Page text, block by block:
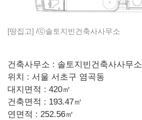
[땅집고] /ⓒ솔토지빈건축사사무소
건축사무소 : 솔토지빈건축사사무소
위치 : 서울 서초구 염곡동
대지면적 : 420㎡
건축면적 : 193.47㎡
연면적 : 252.56㎡